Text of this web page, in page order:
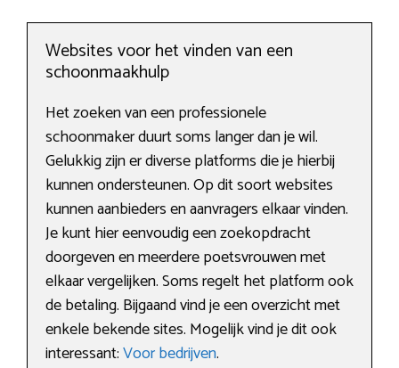
Websites voor het vinden van een
schoonmaakhulp
Het zoeken van een professionele
schoonmaker duurt soms langer dan je wil.
Gelukkig zijn er diverse platforms die je hierbij
kunnen ondersteunen. Op dit soort websites
kunnen aanbieders en aanvragers elkaar vinden.
Je kunt hier eenvoudig een zoekopdracht
doorgeven en meerdere poetsvrouwen met
elkaar vergelijken. Soms regelt het platform ook
de betaling. Bijgaand vind je een overzicht met
enkele bekende sites. Mogelijk vind je dit ook
interessant:Voor bedrijven.